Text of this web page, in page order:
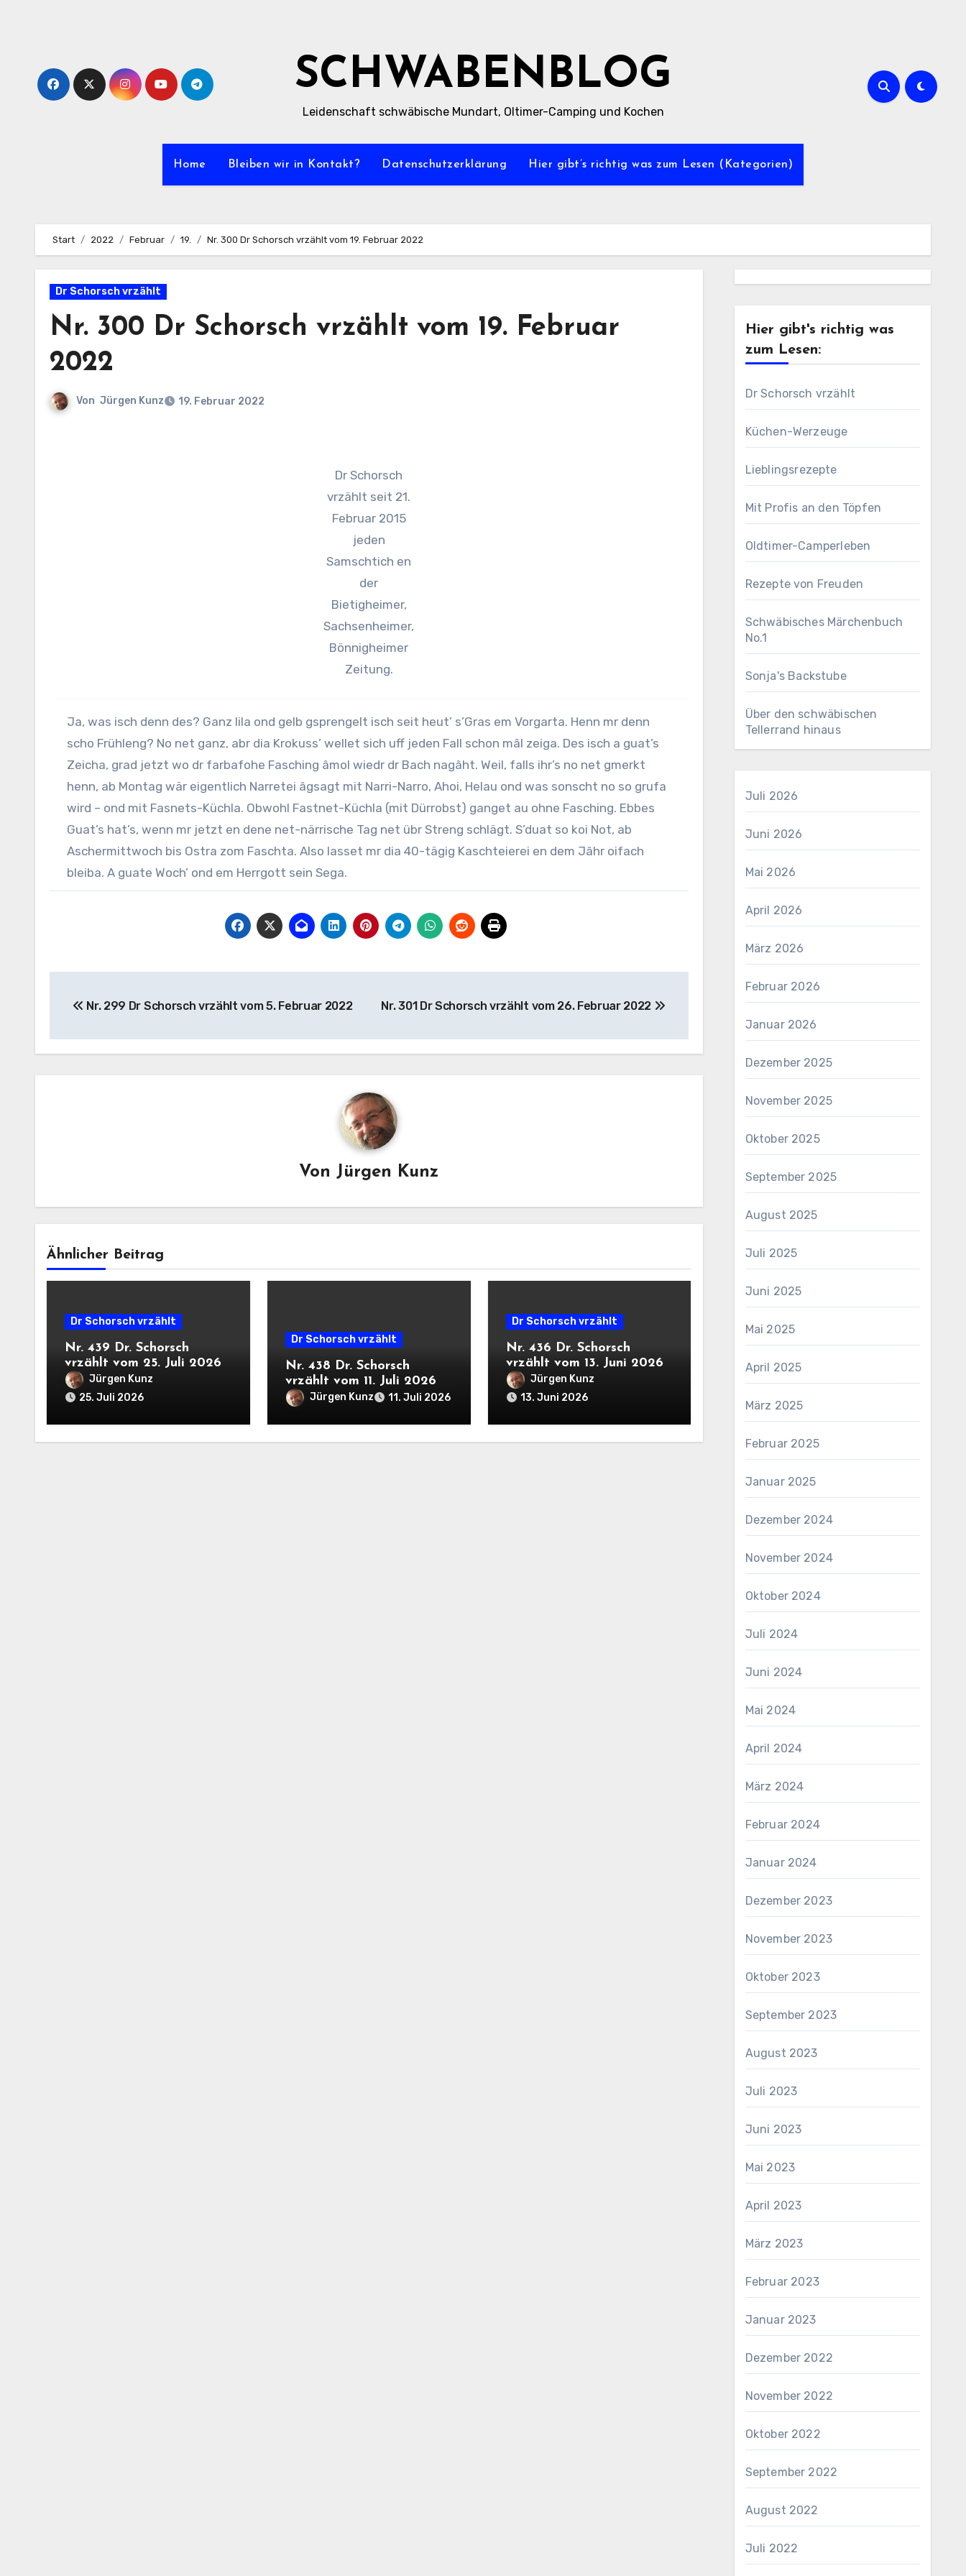
SCHWABENBLOG
Leidenschaft schwäbische Mundart, Oltimer-Camping und Kochen
Home Bleiben wir in Kontakt? Datenschutzerklärung Hier gibt’s richtig was zum Lesen (Kategorien)
Start 2022 Februar 19. Nr. 300 Dr Schorsch vrzählt vom 19. Februar 2022
Dr Schorsch vrzählt
Nr. 300 Dr Schorsch vrzählt vom 19. Februar
2022
Von Jürgen Kunz 19. Februar 2022
Dr Schorsch
vrzählt seit 21.
Februar 2015
jeden
Samschtich en
der
Bietigheimer,
Sachsenheimer,
Bönnigheimer
Zeitung.
Ja, was isch denn des? Ganz lila ond gelb gsprengelt isch seit heut’ s’Gras em Vorgarta. Henn mr denn
scho Frühleng? No net ganz, abr dia Krokuss’ wellet sich uff jeden Fall schon mâl zeiga. Des isch a guat’s
Zeicha, grad jetzt wo dr farbafohe Fasching âmol wiedr dr Bach nagâht. Weil, falls ihr’s no net gmerkt
henn, ab Montag wär eigentlich Narretei âgsagt mit Narri-Narro, Ahoi, Helau ond was sonscht no so grufa
wird – ond mit Fasnets-Küchla. Obwohl Fastnet-Küchla (mit Dürrobst) ganget au ohne Fasching. Ebbes
Guat’s hat’s, wenn mr jetzt en dene net-närrische Tag net übr Streng schlägt. S’duat so koi Not, ab
Aschermittwoch bis Ostra zom Faschta. Also lasset mr dia 40-tägig Kaschteierei en dem Jâhr oifach
bleiba. A guate Woch’ ond em Herrgott sein Sega.
Nr. 299 Dr Schorsch vrzählt vom 5. Februar 2022 Nr. 301 Dr Schorsch vrzählt vom 26. Februar 2022
Von Jürgen Kunz
Ähnlicher Beitrag
Dr Schorsch vrzählt
Nr. 439 Dr. Schorsch
vrzählt vom 25. Juli 2026
Jürgen Kunz
25. Juli 2026
Dr Schorsch vrzählt
Nr. 438 Dr. Schorsch
vrzählt vom 11. Juli 2026
Jürgen Kunz 11. Juli 2026
Dr Schorsch vrzählt
Nr. 436 Dr. Schorsch
vrzählt vom 13. Juni 2026
Jürgen Kunz
13. Juni 2026
Hier gibt's richtig was
zum Lesen:
Dr Schorsch vrzählt
Küchen-Werzeuge
Lieblingsrezepte
Mit Profis an den Töpfen
Oldtimer-Camperleben
Rezepte von Freuden
Schwäbisches Märchenbuch
No.1
Sonja's Backstube
Über den schwäbischen
Tellerrand hinaus
Juli 2026
Juni 2026
Mai 2026
April 2026
März 2026
Februar 2026
Januar 2026
Dezember 2025
November 2025
Oktober 2025
September 2025
August 2025
Juli 2025
Juni 2025
Mai 2025
April 2025
März 2025
Februar 2025
Januar 2025
Dezember 2024
November 2024
Oktober 2024
Juli 2024
Juni 2024
Mai 2024
April 2024
März 2024
Februar 2024
Januar 2024
Dezember 2023
November 2023
Oktober 2023
September 2023
August 2023
Juli 2023
Juni 2023
Mai 2023
April 2023
März 2023
Februar 2023
Januar 2023
Dezember 2022
November 2022
Oktober 2022
September 2022
August 2022
Juli 2022